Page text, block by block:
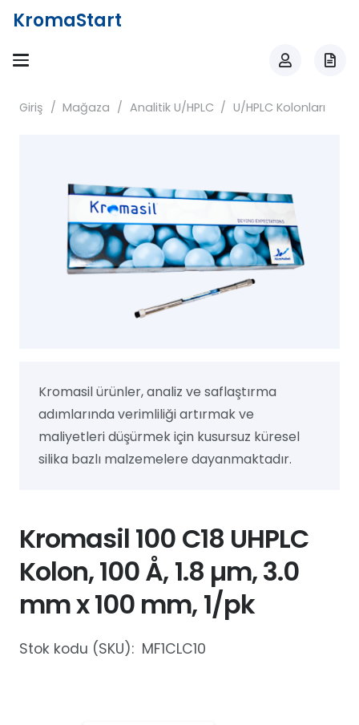
KromaStart
Giriş / Mağaza / Analitik U/HPLC / U/HPLC Kolonları
Kromasil ürünler, analiz ve saflaştırma
adımlarında verimliliği artırmak ve
maliyetleri düşürmek için kusursuz küresel
silika bazlı malzemelere dayanmaktadır.
Kromasil 100 C18 UHPLC
Kolon, 100 Å, 1.8 µm, 3.0
mm x 100 mm, 1/pk
Stok kodu (SKU): MF1CLC10